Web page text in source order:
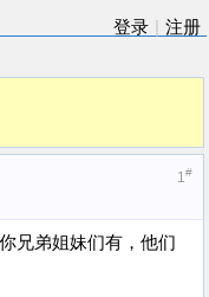
登录
注册
1#
兄弟姐妹们有，他们